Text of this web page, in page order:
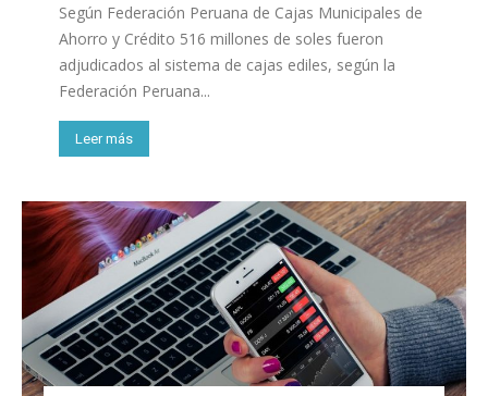
Según Federación Peruana de Cajas Municipales de
Ahorro y Crédito 516 millones de soles fueron
adjudicados al sistema de cajas ediles, según la
Federación Peruana...
Leer más